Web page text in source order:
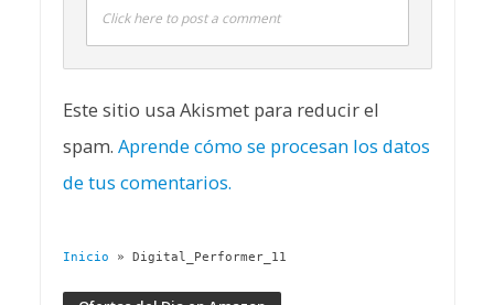
Click here to post a comment
Este sitio usa Akismet para reducir el
spam. Aprende cómo se procesan los datos
de tus comentarios.
Inicio » Digital_Performer_11